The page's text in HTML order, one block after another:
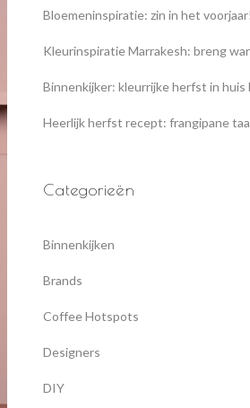
Bloemeninspiratie: zin in het voorjaar!
Kleurinspiratie Marrakesh: breng
Binnenkijker: kleurrijke herfst in huis
Heerlijk herfst recept: frangipane
Categorieën
Binnenkijken
Brands
Coffee Hotspots
Designers
DIY